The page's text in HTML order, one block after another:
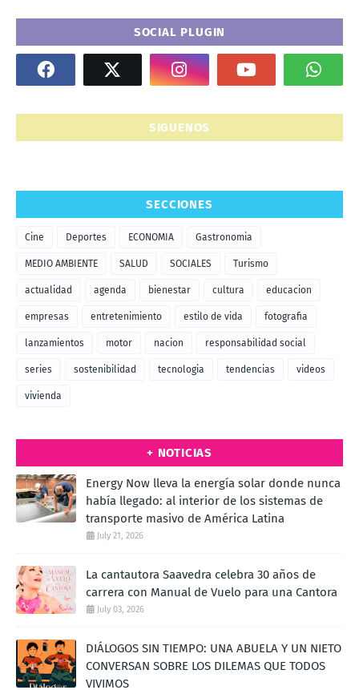
SOCIAL PLUGIN
SIGUENOS
SECCIONES
Cine Deportes ECONOMIA Gastronomia
MEDIO AMBIENTE SALUD SOCIALES Turismo
actualidad agenda bienestar cultura educacion
empresas entretenimiento estilo de vida fotografia
lanzamientos motor nacion responsabilidad social
series sostenibilidad tecnologia tendencias videos
vivienda
+ NOTICIAS
Energy Now lleva la energía solar donde nunca
había llegado: al interior de los sistemas de
transporte masivo de América Latina
July 21, 2026
La cantautora Saavedra celebra 30 años de
carrera con Manual de Vuelo para una Cantora
July 03, 2026
DIÁLOGOS SIN TIEMPO: UNA ABUELA Y UN NIETO
CONVERSAN SOBRE LOS DILEMAS QUE TODOS
VIVIMOS